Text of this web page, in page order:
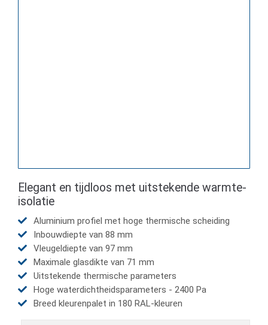
Elegant en tijdloos met uitstekende warmte-
isolatie
Aluminium profiel met hoge thermische scheiding
Inbouwdiepte van 88 mm
Vleugeldiepte van 97 mm
Maximale glasdikte van 71 mm
Uitstekende thermische parameters
Hoge waterdichtheidsparameters - 2400 Pa
Breed kleurenpalet in 180 RAL-kleuren